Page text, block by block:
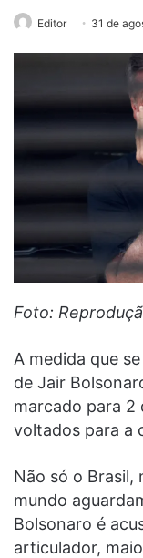
Editor 31 de
Foto:
A medida que
de Jair
marcado para 2
voltados para a
Não só o Brasil,
mundo
Bolsonaro é
articulador,